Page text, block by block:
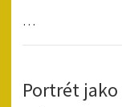
…
Portrét